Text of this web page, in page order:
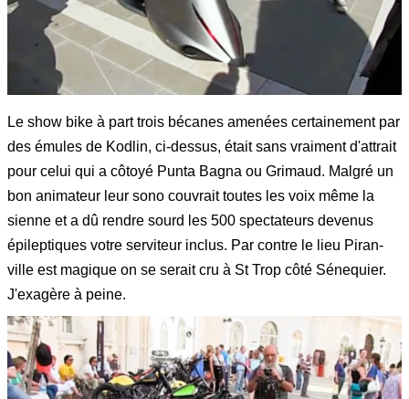
Le show bike à part trois bécanes amenées certainement par
des émules de Kodlin, ci-dessus, était sans vraiment d'attrait
pour celui qui a côtoyé Punta Bagna ou Grimaud. Malgré un
bon animateur leur sono couvrait toutes les voix même la
sienne et a dû rendre sourd les 500 spectateurs devenus
épileptiques votre serviteur inclus. Par contre le lieu Piran-
ville est magique on se serait cru à St Trop côté Sénequier.
J'exagère à peine.